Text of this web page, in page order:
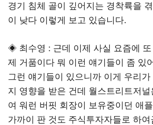
경기 침체 골이 깊어지는 경착륙을
이 낮다 이렇게 보고 있습니다.
◈ 최수영 : 근데 이제 사실 요즘에 또
제 거품이다 뭐 이런 얘기들이 좀 있
그런 얘기들이 있으니까 이게 우리
지 영향을 받은 건데 월스트리트저
여 워런 버핏 회장이 보유중이던 애
가까이 판 것도 주식투자자들로 하